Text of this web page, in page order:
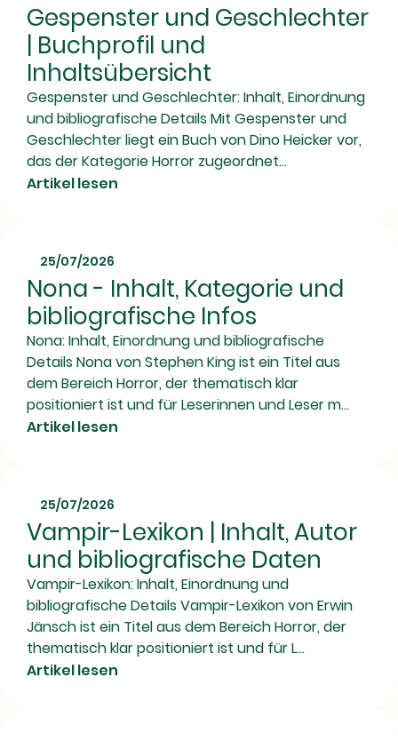
Gespenster und Geschlechter
| Buchprofil und
Inhaltsübersicht
Gespenster und Geschlechter: Inhalt, Einordnung
und bibliografische Details Mit Gespenster und
Geschlechter liegt ein Buch von Dino Heicker vor,
das der Kategorie Horror zugeordnet...
Artikel lesen
25/07/2026
Nona - Inhalt, Kategorie und
bibliografische Infos
Nona: Inhalt, Einordnung und bibliografische
Details Nona von Stephen King ist ein Titel aus
dem Bereich Horror, der thematisch klar
positioniert ist und für Leserinnen und Leser m...
Artikel lesen
25/07/2026
Vampir-Lexikon | Inhalt, Autor
und bibliografische Daten
Vampir-Lexikon: Inhalt, Einordnung und
bibliografische Details Vampir-Lexikon von Erwin
Jänsch ist ein Titel aus dem Bereich Horror, der
thematisch klar positioniert ist und für L...
Artikel lesen